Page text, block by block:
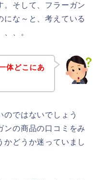
。そして、フラーガン
にな～と、考えている
、。
体どこにあ
のではないでしょう
ンの商品の口コミをみ
かどうか迷っていまし